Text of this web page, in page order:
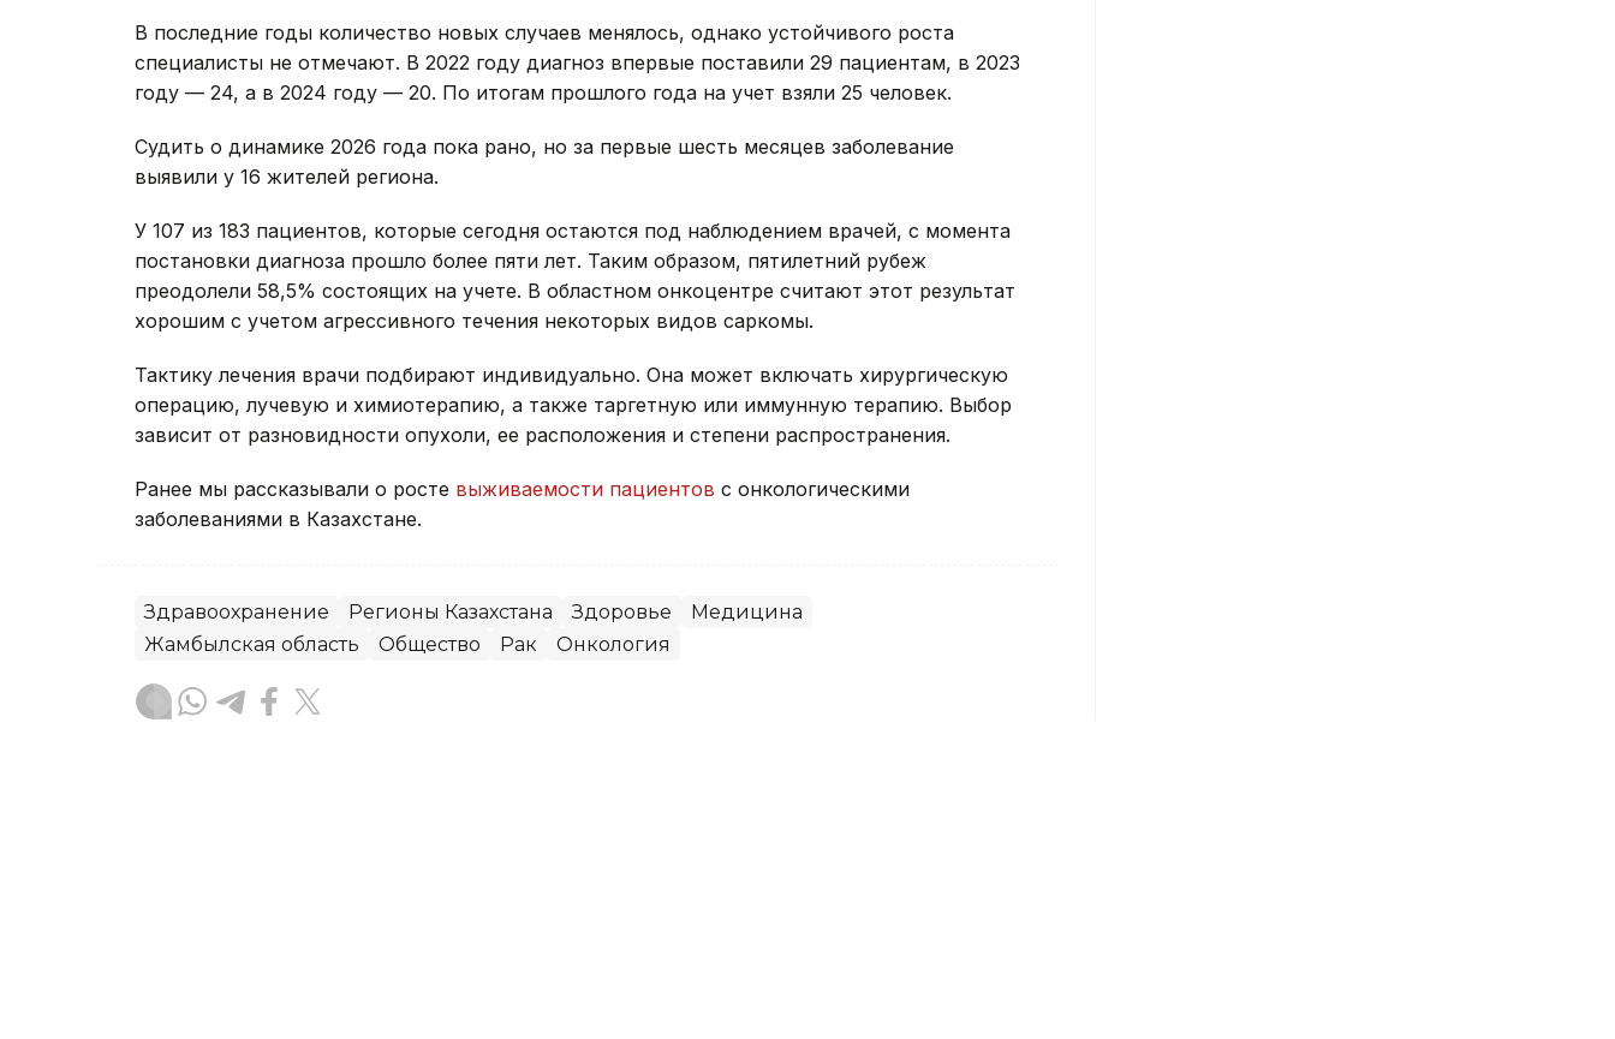
В последние годы количество новых случаев менялось, однако устойчивого роста
специалисты не отмечают. В 2022 году диагноз впервые поставили 29 пациентам, в 2023
году — 24, а в 2024 году — 20. По итогам прошлого года на учет взяли 25 человек.
Судить о динамике 2026 года пока рано, но за первые шесть месяцев заболевание
выявили у 16 жителей региона.
У 107 из 183 пациентов, которые сегодня остаются под наблюдением врачей, с момента
постановки диагноза прошло более пяти лет. Таким образом, пятилетний рубеж
преодолели 58,5% состоящих на учете. В областном онкоцентре считают этот результат
хорошим с учетом агрессивного течения некоторых видов саркомы.
Тактику лечения врачи подбирают индивидуально. Она может включать хирургическую
операцию, лучевую и химиотерапию, а также таргетную или иммунную терапию. Выбор
зависит от разновидности опухоли, ее расположения и степени распространения.
Ранее мы рассказывали о росте выживаемости пациентов с онкологическими
заболеваниями в Казахстане.
Здравоохранение Регионы Казахстана Здоровье
Медицина
Жамбылская область
Общество Рак Онкология